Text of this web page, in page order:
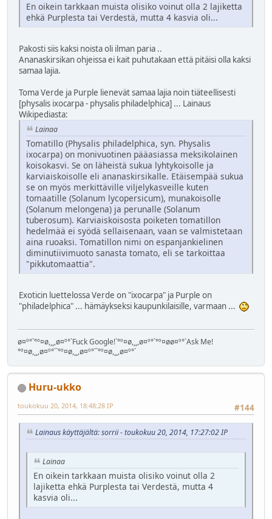
En oikein tarkkaan muista olisiko voinut olla 2 lajiketta
ehkä Purplesta tai Verdestä, mutta 4 kasvia oli...
Pakosti siis kaksi noista oli ilman paria ..
Ananaskirsikan ohjeissa ei kait puhutakaan että pitäisi olla kaksi
samaa lajia.
Toma Verde ja Purple lienevät samaa lajia noin tiäteellisesti
[physalis ixocarpa - physalis philadelphica] ... Lainaus
Wikipediasta:
Lainaa
Tomatillo (Physalis philadelphica, syn. Physalis
ixocarpa) on monivuotinen pääasiassa meksikolainen
koisokasvi. Se on läheistä sukua lyhtykoisolle ja
karviaiskoisolle eli ananaskirsikalle. Etäisempää sukua
se on myös merkittäville viljelykasveille kuten
tomaatille (Solanum lycopersicum), munakoisolle
(Solanum melongena) ja perunalle (Solanum
tuberosum). Karviaiskoisosta poiketen tomatillon
hedelmää ei syödä sellaisenaan, vaan se valmistetaan
aina ruoaksi. Tomatillon nimi on espanjankielinen
diminutiivimuoto sanasta tomato, eli se tarkoittaa
"pikkutomaattia".
Exoticin luettelossa Verde on "ixocarpa" ja Purple on
"philadelphica" ... hämäykseksi kaupunkilaisille, varmaan ...
ø¤º°`°º¤ø,¸¸,ø¤º°`Fuck Google!`°º¤ø,¸¸,ø¤º°`°º¤øø¤º°`Ask Me!
°º¤ø,¸¸,ø¤º°``°º¤ø,¸¸,ø¤º°``°º¤ø,¸¸,ø¤º°`
Huru-ukko
#144
toukokuu 20, 2014, 18:48:28 IP
Lainaus käyttäjältä: sorrii - toukokuu 20, 2014, 17:27:02 IP
Lainaa
En oikein tarkkaan muista olisiko voinut olla 2
lajiketta ehkä Purplesta tai Verdestä, mutta 4
kasvia oli...